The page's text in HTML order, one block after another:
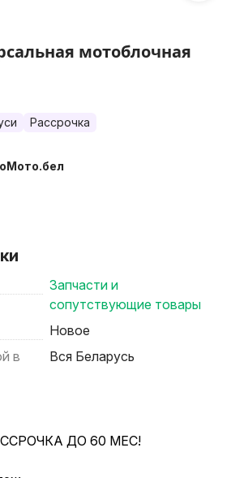
мотоблочная
Рассрочка
Запчасти и
сопутствующие товары
Новое
в
Вся Беларусь
ДО 60 МЕС!